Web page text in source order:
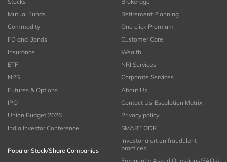
Mutual Funds
Commodity
FD and Bonds
Insurance
ETF
NPS
Futures & Options
IPO
Union Budget 2026
India Investor Conference
Popular Stock/Share Companies
Retirement Planning
One click Premium
Customer Care
Wealth
NRI Services
Corporate Services
About Us
Contact Us-Escalation Matrix
Privacy policy
SMART ODR
Investor alert on fraudulent
practices